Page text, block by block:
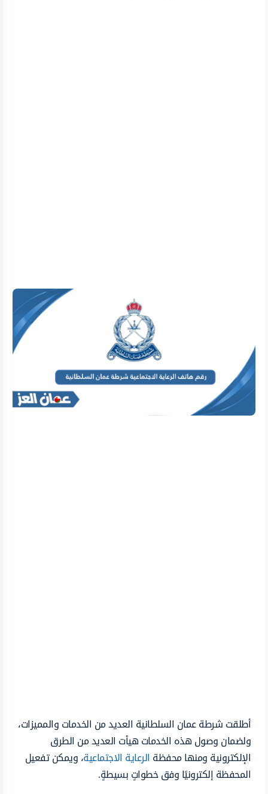
أطلقت شرطة عمان السلطانية العديد من الخدمات والمميزات،
ولضمان وصول هذه الخدمات هيأت العديد من الطرق
الإلكترونية ومنها محفظة الرعاية الاجتماعية، ويمكن تفعيل
المحفظة إلكترونيًا وفق خطواتٍ بسيطةٍ.